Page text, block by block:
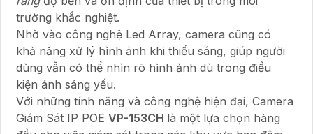
trường khắc nghiệt.
Nhờ vào công nghệ Led Array, camera cũng có
khả năng xử lý hình ảnh khi thiếu sáng, giúp người
dùng vẫn có thể nhìn rõ hình ảnh dù trong điều
kiện ánh sáng yếu.
Với những tính năng và công nghệ hiện đại, Camera
Giám Sát IP POE VP-153CH là một lựa chọn hàng